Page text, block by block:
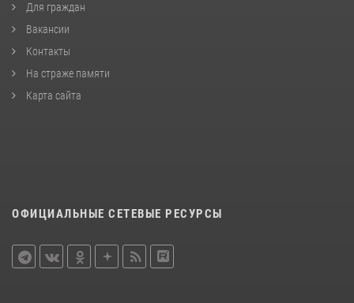
Для граждан
Вакансии
Контакты
На страже памяти
Карта сайта
ОФИЦИАЛЬНЫЕ СЕТЕВЫЕ РЕСУРСЫ